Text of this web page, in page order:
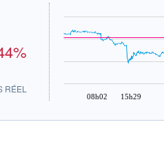
RÉEL
08h02 15h29